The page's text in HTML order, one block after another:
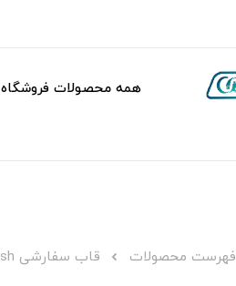
همه محصولات فروشگاه
فهرست محصولات قاب سفارشی C007205Cat Finding fish